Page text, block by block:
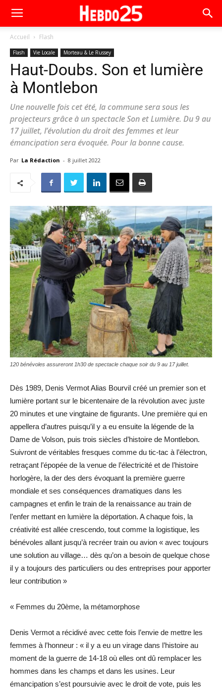
Accueil Flash
Flash Vie Locale Morteau & Le Russey
Haut-Doubs. Son et lumière
à Montlebon
Une nouvelle fois cet été, la commune sera sous les
projecteurs grâce à un spectacle Son et Lumière. Du 9 au
17 juillet, l’évolution du droit des femmes et leur
émancipation sera évoquée. Pour la bonne cause.
Par La Rédaction - 8 juillet 2022
120 bénévoles assureront 1h30 de spectacle chaque soir du 9 au 17 juillet.
Dès 1989, Denis Vermot Alias Bourvil créé un premier son et
lumière portant sur le bicentenaire de la révolution avec juste
20 minutes et une vingtaine de figurants. Une première qui en
appellera d’autres puisqu’il y a eu ensuite la légende de la
Dame de Volson, puis trois siècles d’histoire de Montlebon.
Suivront de véritables fresques comme du tic-tac à l’électron,
retraçant l’épopée de la venue de l’électricité et de l’histoire
horlogère, la der des ders évoquant la première guerre
mondiale et ses conséquences dramatiques dans les
campagnes et enfin le train de la renaissance au train de
l’enfer mettant en lumière la déportation. A chaque fois, la
créativité est allée crescendo, tout comme la logistique, les
bénévoles allant jusqu’à recréer train ou avion « avec toujours
une solution au village… dès qu’on a besoin de quelque chose
il y a toujours des particuliers ou des entreprises pour apporter
leur contribution »
« Femmes du 20ème, la métamorphose
Denis Vermot a récidivé avec cette fois l’envie de mettre les
femmes à l’honneur : « il y a eu un virage dans l’histoire au
moment de la guerre de 14-18 où elles ont dû remplacer les
hommes dans les champs et dans les usines. Leur
émancipation s’est poursuivie avec le droit de vote, puis les